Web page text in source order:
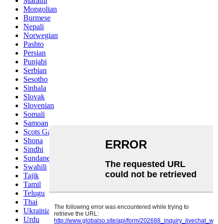
Mongolian
Burmese
Nepali
Norwegian
Pashto
Persian
Punjabi
Serbian
Sesotho
Sinhala
Slovak
Slovenian
Somali
Samoan
Scots Gaelic
Shona
Sindhi
Sundanese
Swahili
Tajik
Tamil
Telugu
Thai
Ukrainian
Urdu